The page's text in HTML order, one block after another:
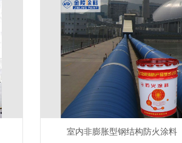
室内非膨胀型钢结构防火涂料